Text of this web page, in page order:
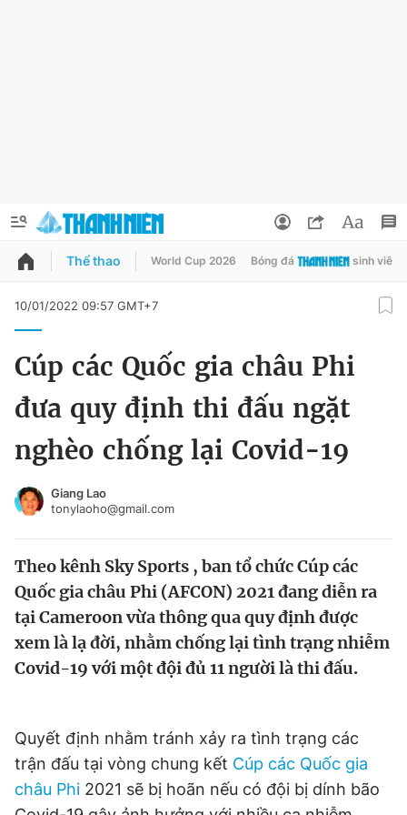
QUẢNG CÁO ĐẶT BÁO
Chuyên mục
Chuyên mục khác
Chào ngày mới Tin 24h
Video Magazine
Sản phẩm khác
Thông tin tòa soạn Liên hệ quảng cáo
Đổi mật khẩu
Tin đã lưu
Tin đã xem
Đăng xuất
Thể thao World Cup 2026 Bóng đá sinh viên
10/01/2022 09:57 GMT+7
Cúp các Quốc gia châu Phi
đưa quy định thi đấu ngặt
nghèo chống lại Covid-19
Giang Lao
tonylaoho@gmail.com
Theo kênh Sky Sports , ban tổ chức Cúp các
Quốc gia châu Phi (AFCON) 2021 đang diễn ra
tại Cameroon vừa thông qua quy định được
xem là lạ đời, nhằm chống lại tình trạng nhiễm
Covid-19 với một đội đủ 11 người là thi đấu.
Quyết định nhằm tránh xảy ra tình trạng các
trận đấu tại vòng chung kết Cúp các Quốc gia
châu Phi 2021 sẽ bị hoãn nếu có đội bị dính bão